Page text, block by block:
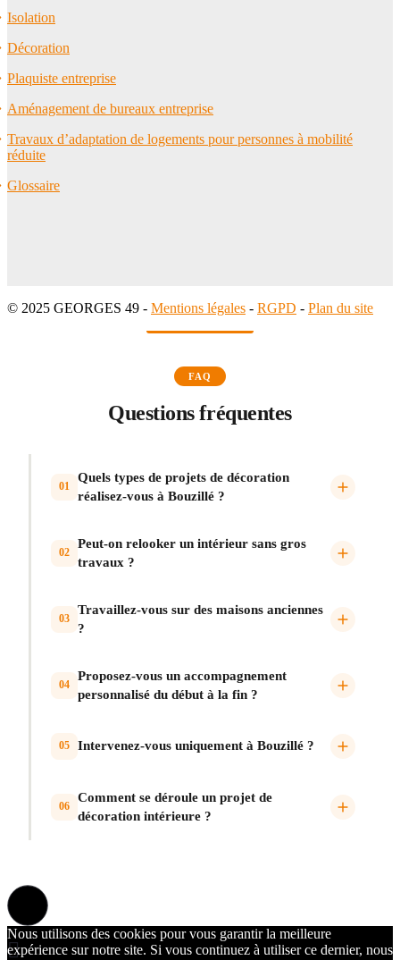
Isolation
Décoration
Plaquiste entreprise
Aménagement de bureaux entreprise
Travaux d’adaptation de logements pour personnes à mobilité
réduite
Glossaire
© 2025 GEORGES 49 - Mentions légales - RGPD - Plan du site
FAQ
Questions fréquentes
01
Quels types de projets de décoration
réalisez-vous à Bouzillé ?
02
Peut-on relooker un intérieur sans gros
travaux ?
03
Travaillez-vous sur des maisons anciennes
?
04
Proposez-vous un accompagnement
personnalisé du début à la fin ?
05 Intervenez-vous uniquement à Bouzillé ?
06
Comment se déroule un projet de
décoration intérieure ?
Nous utilisons des cookies pour vous garantir la meilleure
expérience sur notre site. Si vous continuez à utiliser ce dernier, nous